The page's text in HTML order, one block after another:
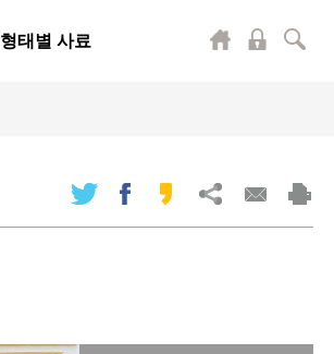
형태별 사료